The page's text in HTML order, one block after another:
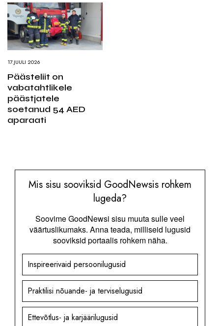
17.JUULI 2026
Päästeliit on
vabatahtlikele
päästjatele
soetanud 54 AED
aparaati
Mis sisu sooviksid GoodNewsis rohkem
lugeda?
Soovime GoodNewsi sisu muuta sulle veel
väärtuslikumaks. Anna teada, milliseid lugusid
sooviksid portaalis rohkem näha.
Inspireerivaid persoonilugusid
Praktilisi nõuande- ja terviselugusid
Ettevõtlus- ja karjäärilugusid